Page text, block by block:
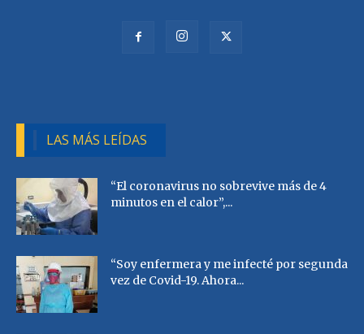
LAS MÁS LEÍDAS
“El coronavirus no sobrevive más de 4
minutos en el calor”,...
“Soy enfermera y me infecté por segunda
vez de Covid-19. Ahora...